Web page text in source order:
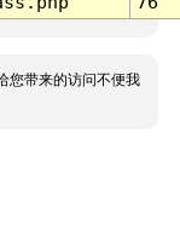
您带来的访问不便我